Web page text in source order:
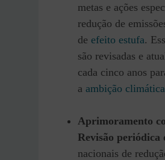
metas e ações
redução de
de efeito estufa.
são revisadas e
cada cinco anos
a ambição climática
Aprimoramento
Revisão periódica
nacionais de